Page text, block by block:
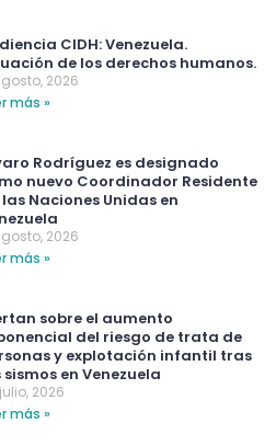
CIDH: Venezuela.
de los derechos humanos.
2026
más »
Rodríguez es designado
nuevo Coordinador Residente
Naciones Unidas en
2026
más »
sobre el aumento
del riesgo de trata de
y explotación infantil tras
sismos en Venezuela
2026
más »